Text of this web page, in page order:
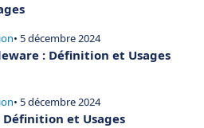
• 5 décembre 2024
: Définition et Usages
• 5 décembre 2024
Définition et Usages